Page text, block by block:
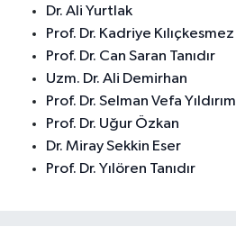
Dr. Ali Yurtlak
Prof. Dr. Kadriye Kılıçkesmez
Prof. Dr. Can Saran Tanıdır
Uzm. Dr. Ali Demirhan
Prof. Dr. Selman Vefa Yıldırım
Prof. Dr. Uğur Özkan
Dr. Miray Sekkin Eser
Prof. Dr. Yılören Tanıdır